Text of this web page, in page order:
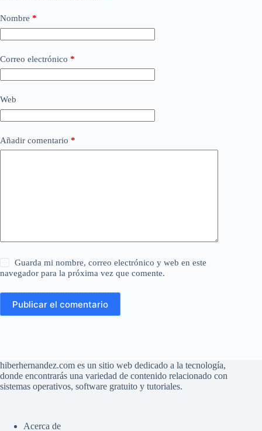
Nombre *
Correo electrónico *
Web
Añadir comentario *
Guarda mi nombre, correo electrónico y web en este
navegador para la próxima vez que comente.
Publicar el comentario
hiberhernandez.com es un sitio web dedicado a la tecnología,
donde encontrarás una variedad de contenido relacionado con
sistemas operativos, software gratuito y tutoriales.
Acerca de